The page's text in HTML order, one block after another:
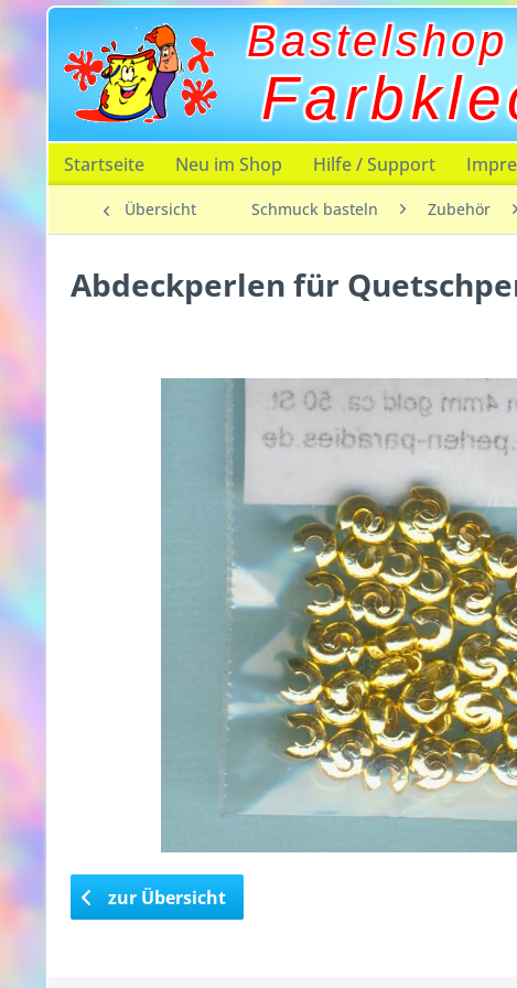
Bastelshop
Startseite Neu im Shop Hilfe / Support
Übersicht Schmuck basteln Zubehör
Abdeckperlen für
zur Übersicht